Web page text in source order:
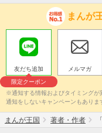
まんが
友だち追加
限定クーポン
メルマガ
※通知する情報およびタイミング
通知をしないキャンペーンもありま
まんが王国 著者・作者